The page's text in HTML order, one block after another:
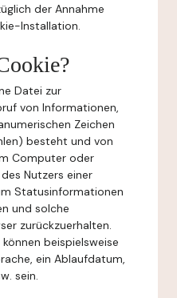
der Annahme
Installation.
Datei zur
von Informationen,
Zeichen
besteht und von
Computer oder
Nutzers einer
Statusinformationen
und solche
zurückzuerhalten.
beispielsweise
ein Ablaufdatum,
sein.